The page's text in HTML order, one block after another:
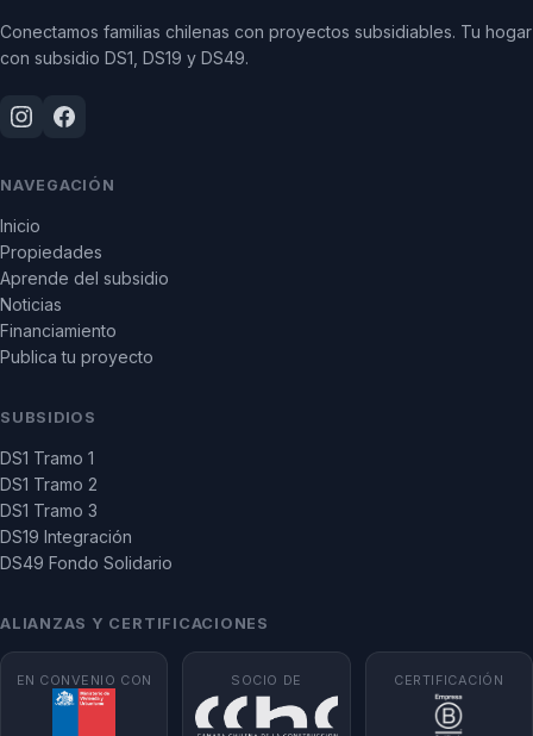
Conectamos familias chilenas con proyectos subsidiables. Tu hogar
con subsidio DS1, DS19 y DS49.
NAVEGACIÓN
Inicio
Propiedades
Aprende del subsidio
Noticias
Financiamiento
Publica tu proyecto
SUBSIDIOS
DS1 Tramo 1
DS1 Tramo 2
DS1 Tramo 3
DS19 Integración
DS49 Fondo Solidario
ALIANZAS Y CERTIFICACIONES
EN CONVENIO CON SOCIO DE CERTIFICACIÓN